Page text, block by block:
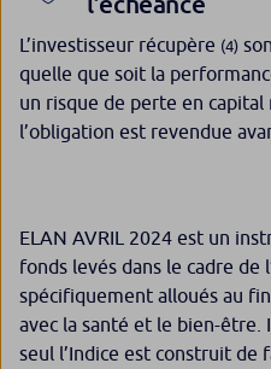
L’investisseur récupère (4)
quelle que soit la
un risque de perte en
l’obligation est revendue
ELAN AVRIL 2024 est un
fonds levés dans le cadre de
spécifiquement alloués au
avec la santé et le bien-
seul l’Indice est construit de